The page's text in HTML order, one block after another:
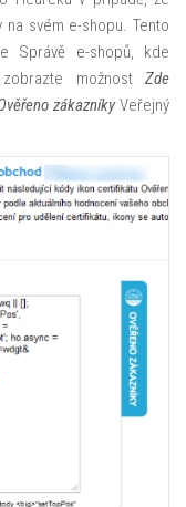
svém e-shopu. Tento
Správě e-shopů, kde
možnost Zde
zákazníkyVeřejný